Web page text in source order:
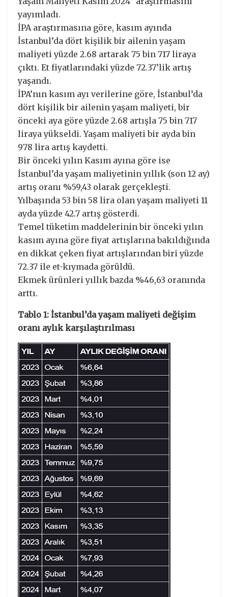
yayımladı.
İPA araştırmasına göre, kasım ayında
İstanbul’da dört kişilik bir ailenin yaşam
maliyeti yüzde 2.68 artarak 75 bin 717 liraya
çıktı. Et fiyatlarındaki yüzde 72.37’lik artış
yaşandı.
İPA’nın kasım ayı verilerine göre, İstanbul’da
dört kişilik bir ailenin yaşam maliyeti, bir
önceki aya göre yüzde 2.68 artışla 75 bin 717
liraya yükseldi. Yaşam maliyeti bir ayda bin
978 lira artış kaydetti.
Bir önceki yılın Kasım ayına göre ise
İstanbul’da yaşam maliyetinin yıllık (son 12 ay)
artış oranı %59,43 olarak gerçekleşti.
Yılbaşında 53 bin 58 lira olan yaşam maliyeti 11
ayda yüzde 42.7 artış gösterdi.
Temel tüketim maddelerinin bir önceki yılın
kasım ayına göre fiyat artışlarına bakıldığında
en dikkat çeken fiyat artışlarından biri yüzde
72.37 ile et-kıymada görüldü.
Ekmek ürünleri yıllık bazda %46,63 oranında
arttı.
Tablo 1: İstanbul’da yaşam maliyeti değişim
oranı aylık karşılaştırılması